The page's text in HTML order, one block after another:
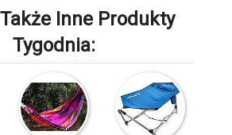
Inne Produkty
Tygodnia: